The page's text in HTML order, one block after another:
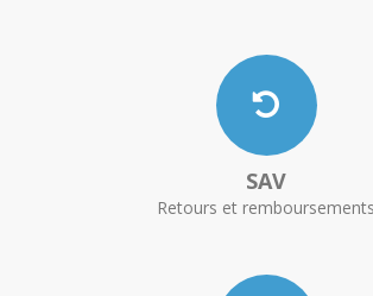
SAV
Retours et remboursements